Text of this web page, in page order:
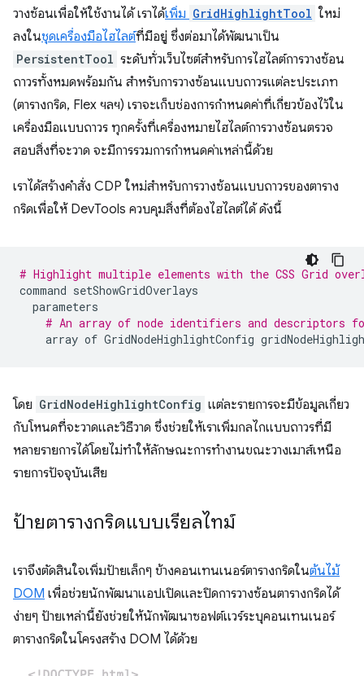
วางซ้อนเพื่อให้ใช้งานได้ เราได้เพิ่ม GridHighlightTool ใหม่
ลงในชุดเครื่องมือไฮไลต์ที่มีอยู่ ซึ่งต่อมาได้พัฒนาเป็น
PersistentTool ระดับทั่วเว็บไซต์สำหรับการไฮไลต์การวางซ้อน
ถาวรทั้งหมดพร้อมกัน สำหรับการวางซ้อนแบบถาวรแต่ละประเภท
(ตารางกริด, Flex ฯลฯ) เราจะเก็บช่องการกําหนดค่าที่เกี่ยวข้องไว้ใน
เครื่องมือแบบถาวร ทุกครั้งที่เครื่องหมายไฮไลต์การวางซ้อนตรวจ
สอบสิ่งที่จะวาด จะมีการรวมการกำหนดค่าเหล่านี้ด้วย
เราได้สร้างคําสั่ง CDP ใหม่สําหรับการวางซ้อนแบบถาวรของตาราง
กริดเพื่อให้ DevTools ควบคุมสิ่งที่ต้องไฮไลต์ได้ ดังนี้
# Highlight multiple elements with the CSS Grid
command setShowGridOverlays
parameters
# An array of node identifiers and descriptors
array of GridNodeHighlightConfig
โดย GridNodeHighlightConfig แต่ละรายการจะมีข้อมูลเกี่ยว
กับโหนดที่จะวาดและวิธีวาด ซึ่งช่วยให้เราเพิ่มกลไกแบบถาวรที่มี
หลายรายการได้โดยไม่ทำให้ลักษณะการทำงานขณะวางเมาส์เหนือ
รายการปัจจุบันเสีย
ป้ายตารางกริดแบบเรียลไทม์
เราจึงตัดสินใจเพิ่มป้ายเล็กๆ ข้างคอนเทนเนอร์ตารางกริดในต้นไม้
DOM เพื่อช่วยนักพัฒนาแอปเปิดและปิดการวางซ้อนตารางกริดได้
ง่ายๆ ป้ายเหล่านี้ยังช่วยให้นักพัฒนาซอฟต์แวร์ระบุคอนเทนเนอร์
ตารางกริดในโครงสร้าง DOM ได้ด้วย